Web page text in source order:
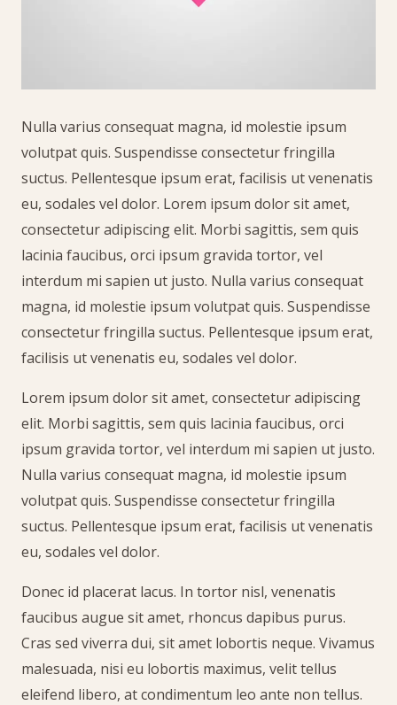
Nulla varius consequat magna, id molestie ipsum
volutpat quis. Suspendisse consectetur fringilla
suctus. Pellentesque ipsum erat, facilisis ut venenatis
eu, sodales vel dolor. Lorem ipsum dolor sit amet,
consectetur adipiscing elit. Morbi sagittis, sem quis
lacinia faucibus, orci ipsum gravida tortor, vel
interdum mi sapien ut justo. Nulla varius consequat
magna, id molestie ipsum volutpat quis. Suspendisse
consectetur fringilla suctus. Pellentesque ipsum erat,
facilisis ut venenatis eu, sodales vel dolor.
Lorem ipsum dolor sit amet, consectetur adipiscing
elit. Morbi sagittis, sem quis lacinia faucibus, orci
ipsum gravida tortor, vel interdum mi sapien ut justo.
Nulla varius consequat magna, id molestie ipsum
volutpat quis. Suspendisse consectetur fringilla
suctus. Pellentesque ipsum erat, facilisis ut venenatis
eu, sodales vel dolor.
Donec id placerat lacus. In tortor nisl, venenatis
faucibus augue sit amet, rhoncus dapibus purus.
Cras sed viverra dui, sit amet lobortis neque. Vivamus
malesuada, nisi eu lobortis maximus, velit tellus
eleifend libero, at condimentum leo ante non tellus.